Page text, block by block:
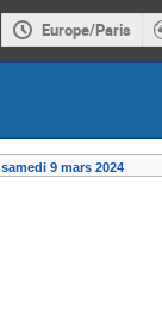
Europe/Paris
samedi 9 mars 2024